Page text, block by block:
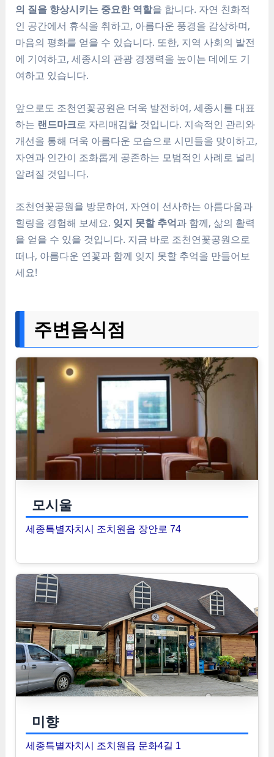
의 질을 향상시키는 중요한 역할을 합니다. 자연 친화적
인 공간에서 휴식을 취하고, 아름다운 풍경을 감상하며,
마음의 평화를 얻을 수 있습니다. 또한, 지역 사회의 발전
에 기여하고, 세종시의 관광 경쟁력을 높이는 데에도 기
여하고 있습니다.
앞으로도 조천연꽃공원은 더욱 발전하여, 세종시를 대표
하는 랜드마크로 자리매김할 것입니다. 지속적인 관리와
개선을 통해 더욱 아름다운 모습으로 시민들을 맞이하고,
자연과 인간이 조화롭게 공존하는 모범적인 사례로 널리
알려질 것입니다.
조천연꽃공원을 방문하여, 자연이 선사하는 아름다움과
힐링을 경험해 보세요. 잊지 못할 추억과 함께, 삶의 활력
을 얻을 수 있을 것입니다. 지금 바로 조천연꽃공원으로
떠나, 아름다운 연꽃과 함께 잊지 못할 추억을 만들어보
세요!
주변음식점
모시울
세종특별자치시 조치원읍 장안로 74
미향
세종특별자치시 조치원읍 문화4길 1